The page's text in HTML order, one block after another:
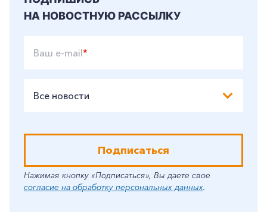
НА НОВОСТНУЮ РАССЫЛКУ
Ваш e-mail*
Все новости
Подписаться
Нажимая кнопку «Подписаться», Вы даете свое
согласие на обработку персональных данных.